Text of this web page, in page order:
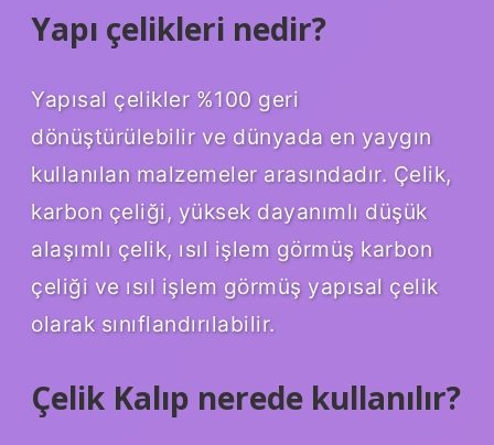
Yapı çelikleri nedir?
Yapısal çelikler %100 geri
dönüştürülebilir ve dünyada en yaygın
kullanılan malzemeler arasındadır. Çelik,
karbon çeliği, yüksek dayanımlı düşük
alaşımlı çelik, ısıl işlem görmüş karbon
çeliği ve ısıl işlem görmüş yapısal çelik
olarak sınıflandırılabilir.
Çelik Kalıp nerede kullanılır?